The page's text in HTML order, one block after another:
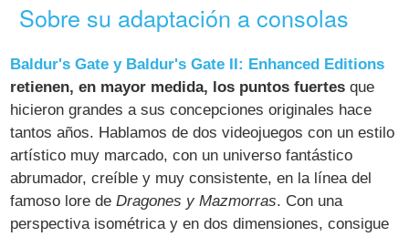
Sobre su adaptación a consolas
Baldur's Gate y Baldur's Gate II: Enhanced Editions
retienen, en mayor medida, los puntos fuertes que
hicieron grandes a sus concepciones originales hace
tantos años. Hablamos de dos videojuegos con un estilo
artístico muy marcado, con un universo fantástico
abrumador, creíble y muy consistente, en la línea del
famoso lore deDragones y Mazmorras. Con una
perspectiva isométrica y en dos dimensiones, consigue